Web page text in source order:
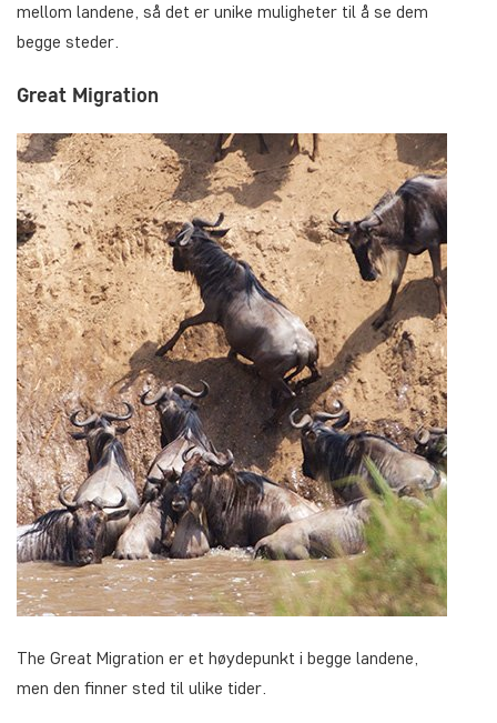
mellom landene, så det er unike muligheter til å se dem
begge steder.
Great Migration
The Great Migration er et høydepunkt i begge landene,
men den finner sted til ulike tider.